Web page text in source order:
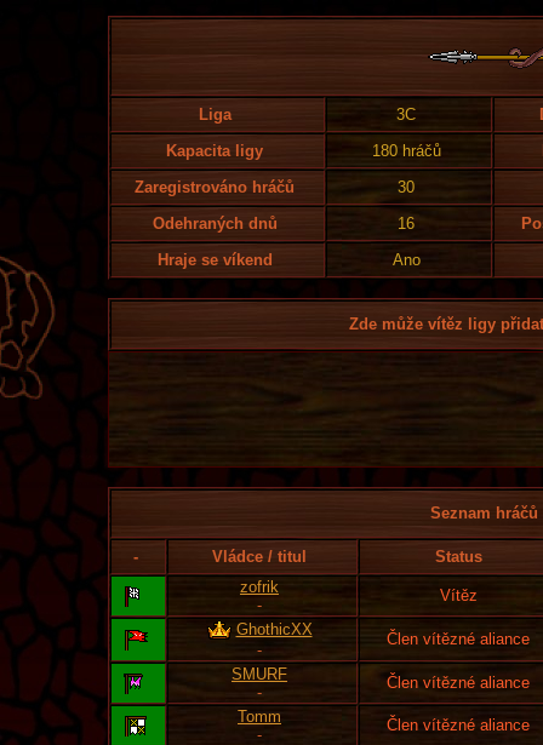
Liga 3C
Kapacita ligy
180 hráčů
Zaregistrováno hráčů
30
Odehraných dnů
16
Hraje se víkend
Ano
Zde může vítěz ligy
Seznam
- Vládce / titul
Status
zofrik
-
Vítěz
GhothicXX
-
Člen vítězné aliance
SMURF
-
Člen vítězné aliance
Tomm
-
Člen vítězné aliance